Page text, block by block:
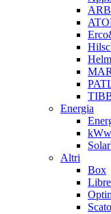
Energia
Altri
Box